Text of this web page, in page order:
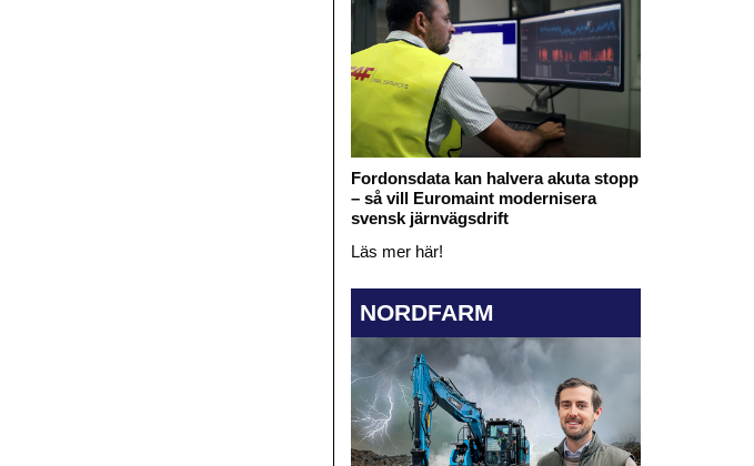
Fordonsdata kan halvera akuta stopp
– så vill Euromaint modernisera
svensk järnvägsdrift
Läs mer här!
NORDFARM